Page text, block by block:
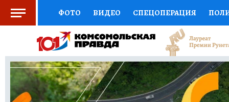
ФОТО ВИДЕО СПЕЦОПЕРАЦИЯ
СОЦПОДДЕРЖКА НАУКА СПОРТ
ВЫБОР ЭКСПЕРТОВ ДОКТОР
КНИЖНАЯ ПОЛКА ПРОГНОЗЫ НА СПОРТ